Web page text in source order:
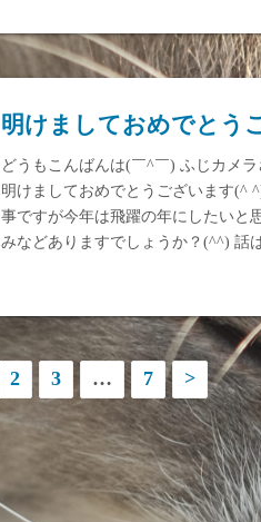
明けましておめでとう
どうもこんばんは(￣^￣) ふじカメ
明けましておめでとうございます(^
事ですが今年は飛躍の年にしたいと
みなどありますでしょうか？(^^) 話
2 3 … 7 >